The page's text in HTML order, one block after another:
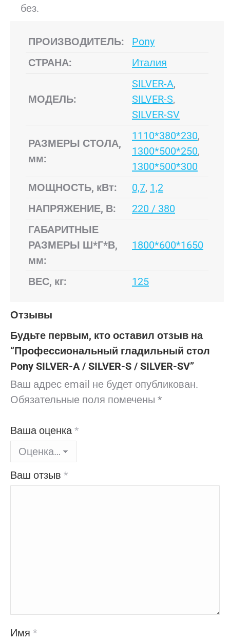
без.
ПРОИЗВОДИТЕЛЬ:
Pony
СТРАНА:
Италия
МОДЕЛЬ:
SILVER-A,
SILVER-S,
SILVER-SV
РАЗМЕРЫ СТОЛА,
мм:
1110*380*230,
1300*500*250,
1300*500*300
МОЩНОСТЬ, кВт:
0,7, 1,2
НАПРЯЖЕНИЕ, В:
220 / 380
ГАБАРИТНЫЕ
РАЗМЕРЫ Ш*Г*В,
мм:
1800*600*1650
ВЕС, кг: 125
Отзывы
Будьте первым, кто оставил отзыв на
“Профессиональный гладильный стол
Pony SILVER-A / SILVER-S / SILVER-SV”
Ваш адрес email не будет опубликован.
Обязательные поля помечены *
Ваша оценка *
Ваш отзыв *
Имя *